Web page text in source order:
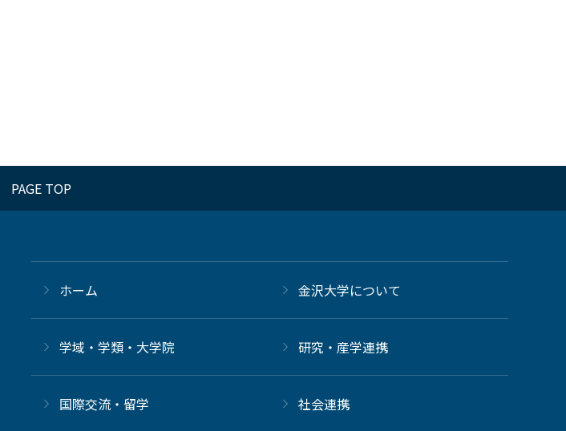
PAGE TOP
ホーム 金沢大学について
学域・学類・大学院 研究・産学連携
国際交流・留学 社会連携